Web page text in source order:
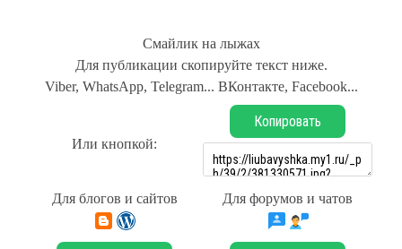
Смайлик на лыжах
Для публикации скопируйте текст ниже.
Viber, WhatsApp, Telegram... ВКонтакте, Facebook...
Или кнопкой:
Копировать
Для блогов и сайтов Для форумов и чатов